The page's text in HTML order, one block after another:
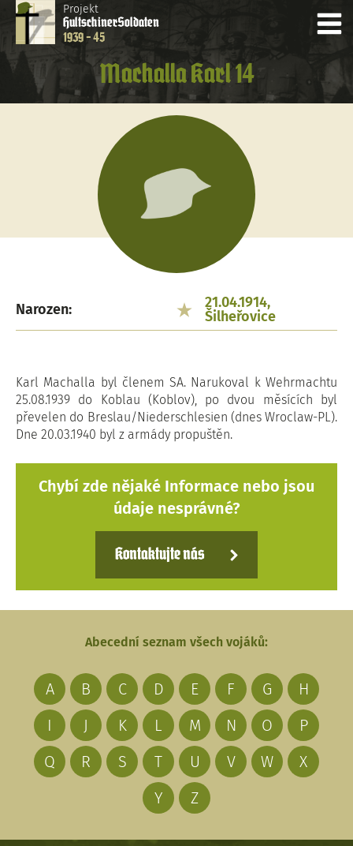
Projekt
HultschinerSoldaten
1939 - 45
Machalla Karl 14
Narozen:
21.04.1914,
Šilheřovice
Karl Machalla byl členem SA. Narukoval k Wehrmachtu
25.08.1939 do Koblau (Koblov), po dvou měsících byl
převelen do Breslau/Niederschlesien (dnes Wroclaw-PL).
Dne 20.03.1940 byl z armády propuštěn.
Chybí zde nějaké Informace nebo jsou
údaje nesprávné?
Kontaktujte nás
Abecední seznam všech vojáků:
A B C D E F G
H
I
J K L M N O
P
Q
R S T U V W
X
Y
Z